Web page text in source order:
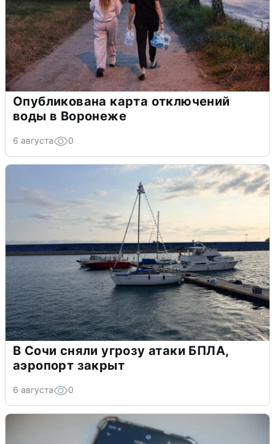
Опубликована карта отключений
воды в Воронеже
6 августа 0
В Сочи сняли угрозу атаки БПЛА,
аэропорт закрыт
6 августа 0